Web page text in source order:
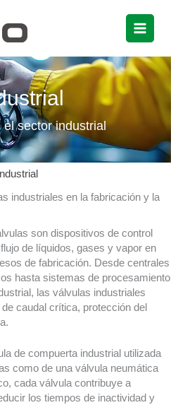
el sector industrial
industriales en la fabricación y la
son dispositivos de control
de líquidos, gases y vapor en
de fabricación. Desde centrales
hasta sistemas de procesamiento
las válvulas industriales
caudal crítica, protección del
de compuerta industrial utilizada
como de una válvula neumática
cada válvula contribuye a
los tiempos de inactividad y